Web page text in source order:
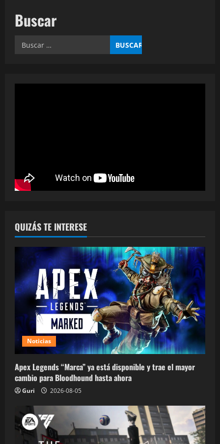
Buscar
QUIZÁS TE INTERESE
Noticias
Apex Legends “Marca” ya está disponible y trae el mayor
cambio para Bloodhound hasta ahora
Guri 2026-08-05